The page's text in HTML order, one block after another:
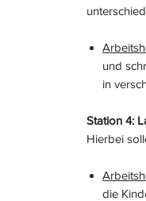
und
in
Station 4:
Hierbei
die